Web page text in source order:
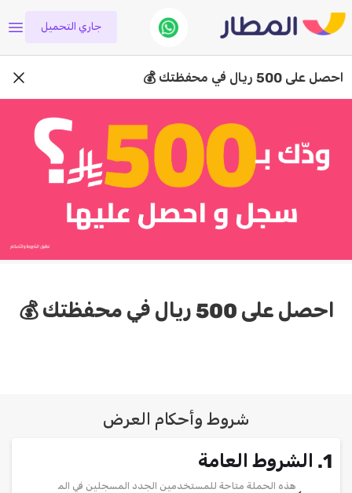
جاري التحميل
احصل على 500 ريال في محفظتك 💰
احصل على 500 ريال في محفظتك 💰
شروط وأحكام العرض
1. الشروط العامة
هذه الحملة متاحة للمستخدمين الجدد المسجلين في الم